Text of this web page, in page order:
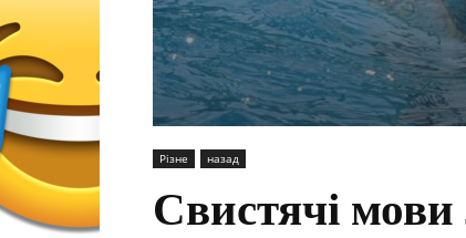
Різне назад
Свистячі